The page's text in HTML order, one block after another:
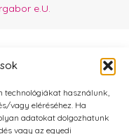
technológiákat használunk,
vagy eléréséhez. Ha
adatokat dolgozhatunk
vagy az egyedi
e.U.